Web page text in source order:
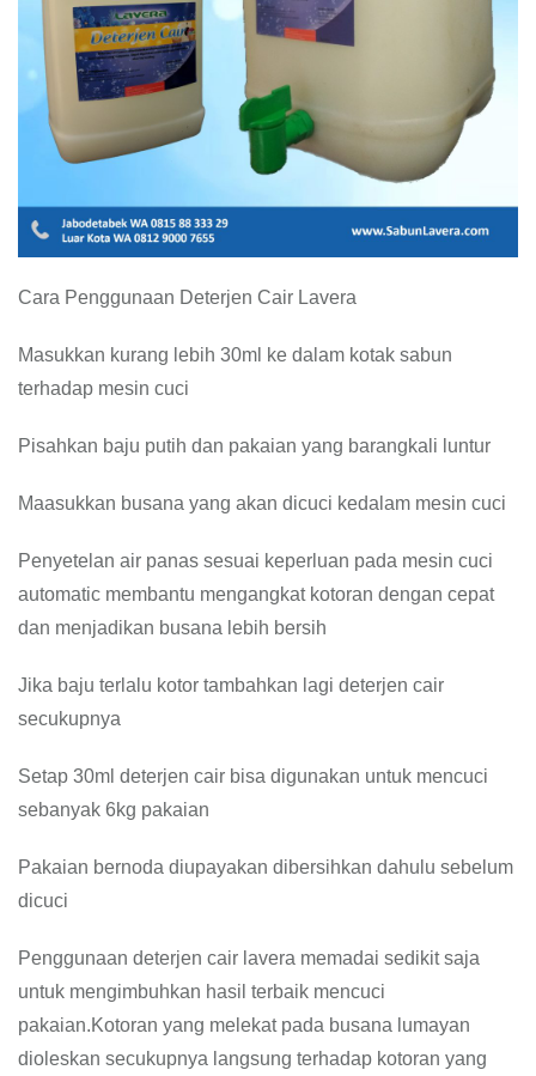
Cara Penggunaan Deterjen Cair Lavera
Masukkan kurang lebih 30ml ke dalam kotak sabun
terhadap mesin cuci
Pisahkan baju putih dan pakaian yang barangkali luntur
Maasukkan busana yang akan dicuci kedalam mesin cuci
Penyetelan air panas sesuai keperluan pada mesin cuci
automatic membantu mengangkat kotoran dengan cepat
dan menjadikan busana lebih bersih
Jika baju terlalu kotor tambahkan lagi deterjen cair
secukupnya
Setap 30ml deterjen cair bisa digunakan untuk mencuci
sebanyak 6kg pakaian
Pakaian bernoda diupayakan dibersihkan dahulu sebelum
dicuci
Penggunaan deterjen cair lavera memadai sedikit saja
untuk mengimbuhkan hasil terbaik mencuci
pakaian.Kotoran yang melekat pada busana lumayan
dioleskan secukupnya langsung terhadap kotoran yang